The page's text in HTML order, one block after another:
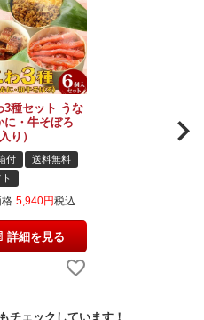
3種セット うな
に・牛そぼろ
り）
付
送料無料
5,940 税込
詳細を見る
チェックしています！